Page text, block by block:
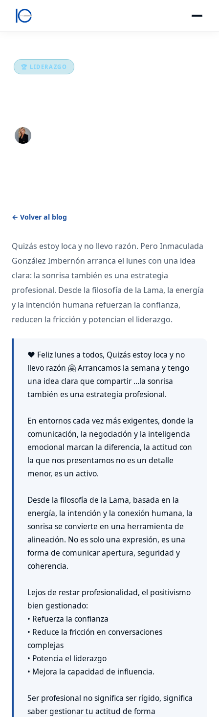
🏆 LIDERAZGO
← Volver al blog
Quizás estoy loca y no llevo razón. Pero Inmaculada
González Imbernón arranca el lunes con una idea
clara: la sonrisa también es una estrategia
profesional. Desde la filosofía de la Lama, la energía
y la intención humana refuerzan la confianza,
reducen la fricción y potencian el liderazgo.
❤️ Feliz lunes a todos, Quizás estoy loca y no
llevo razón 🤗 Arrancamos la semana y tengo
una idea clara que compartir …la sonrisa
también es una estrategia profesional.
En entornos cada vez más exigentes, donde la
comunicación, la negociación y la inteligencia
emocional marcan la diferencia, la actitud con
la que nos presentamos no es un detalle
menor, es un activo.
Desde la filosofía de la Lama, basada en la
energía, la intención y la conexión humana, la
sonrisa se convierte en una herramienta de
alineación. No es solo una expresión, es una
forma de comunicar apertura, seguridad y
coherencia.
Lejos de restar profesionalidad, el positivismo
bien gestionado:
• Refuerza la confianza
• Reduce la fricción en conversaciones
complejas
• Potencia el liderazgo
• Mejora la capacidad de influencia.
Ser profesional no significa ser rígido, significa
saber gestionar tu actitud de forma